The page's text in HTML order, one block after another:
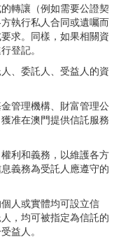
轉讓（例如需要公證契
執行私人合同或遺囑而
求。同樣，如果相關資
登記。
、委託人、受益人的資
管理機構、財富管理公
准在澳門提供信託服務
利和義務，以維護各方
義務為受託人應遵守的
人或實體均可設立信
，均可被指定為信託的
益人。